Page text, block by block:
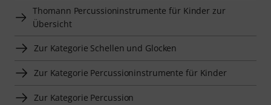
Thomann Percussioninstrumente für Kinder zur
Übersicht
Zur Kategorie Schellen und Glocken
Zur Kategorie Percussioninstrumente für Kinder
Zur Kategorie Percussion